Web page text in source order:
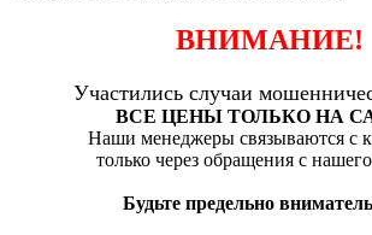
ВНИМАНИЕ!
Участились случаи
ВСЕ ЦЕНЫ ТОЛЬКО НА
Наши менеджеры связываются с
только через обращения с
Будьте предельно